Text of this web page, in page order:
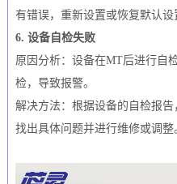
有错误，重新设置或恢复默认设
6. 设备自检失败
原因分析：设备在MT后进行自
检，导致报警。
解决方法：根据设备的自检报告
找出具体问题并进行维修或调整